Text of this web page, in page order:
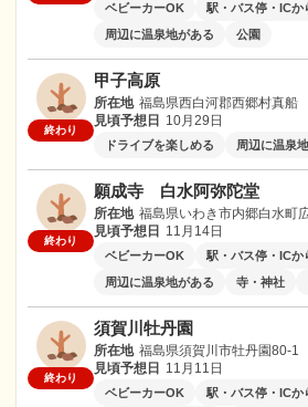
ベビーカーOK
駅・バス停・ICか
周辺に温泉地がある
公園
終わり
甲子高原
所在地 福島県西白河郡西郷村真船
見頃予想日
10月29日
ドライブを楽しめる 周辺に温泉
終わり
願成寺 白水阿弥陀堂
所在地 福島県いわき市内郷白水町
見頃予想日
11月14日
ベビーカーOK
駅・バス停・ICか
周辺に温泉地がある
寺・神社
終わり
須賀川牡丹園
所在地 福島県須賀川市牡丹園80-1
見頃予想日
11月11日
ベビーカーOK
駅・バス停・ICか